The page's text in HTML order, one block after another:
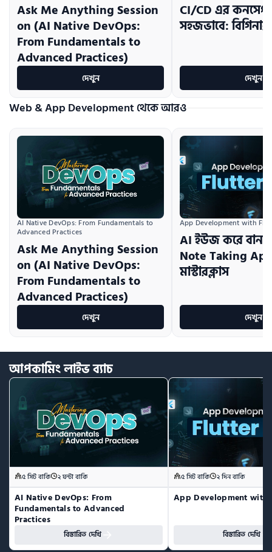
Ask Me Anything Session
on (AI Native DevOps:
From Fundamentals to
Advanced Practices)
দেখুন
CI/CD এর
সহজভাবে:
দেখুন
Web & App Development থেকে আরও
AI Native DevOps: From Fundamentals to
Advanced Practices
Ask Me Anything Session
on (AI Native DevOps:
From Fundamentals to
Advanced Practices)
দেখুন
App Development with
AI ইউজ করে
Note Taking
মাস্টারক্লাস
দেখুন
আপকামিংলাইভব্যাচ
৫ সিট বাকি ২ ঘন্টা বাকি
AI Native DevOps: From
Fundamentals to Advanced
Practices
বিস্তারিত দেখি
৫ সিট বাকি ২ দিন বাকি
App Development with
বিস্তারিত দেখি